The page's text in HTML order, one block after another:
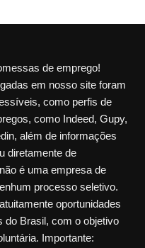
de emprego!
em nosso site foram
como perfis de
como Indeed, Gupy,
além de informações
diretamente de
é uma empresa de
processo seletivo.
oportunidades
do Brasil, com o objetivo
Importante: